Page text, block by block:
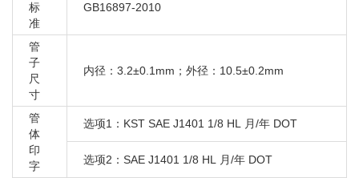
大众 amarok 2010
大众 amarok 2011
大众 辉昂3E9 2016-
大众 迈腾9X2 2007-2011 B6
大众 迈腾R36 2007-2010
大众 迈腾942 2011-2016 B7L
大众 帕萨特 2001-2009 B5
大众 帕萨特 2011-2012 B7
标
准
GB16897-2010
管
子
尺
寸
内径：3.2±0.1mm；外径：10.5±0.2mm
管
体
印
字
选项1：KST SAE J1401 1/8 HL 月/年 DOT
选项2：SAE J1401 1/8 HL 月/年 DOT